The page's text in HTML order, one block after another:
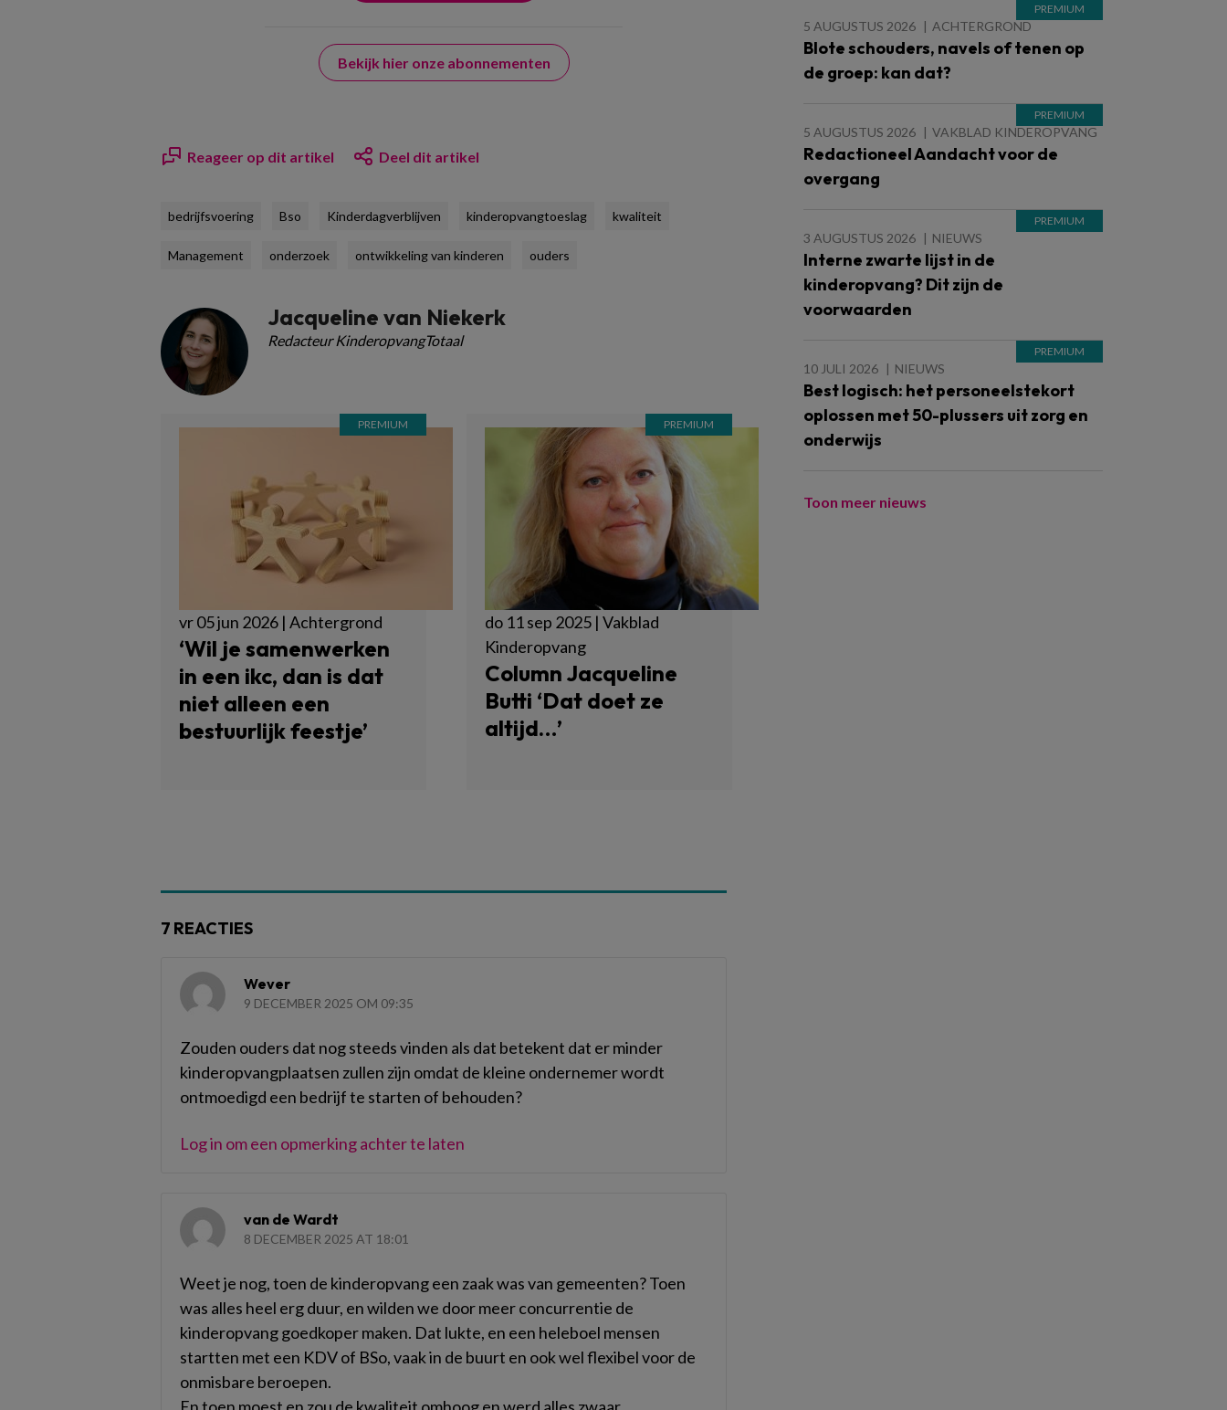
Bekijk hier onze abonnementen
Reageer op dit artikel Deel dit artikel
bedrijfsvoering Bso Kinderdagverblijven kinderopvangtoeslag kwaliteit
Management onderzoek ontwikkeling van kinderen ouders
Jacqueline van Niekerk
Redacteur KinderopvangTotaal
vr 05 jun 2026 | Achtergrond
‘Wil je samenwerken
in een ikc, dan is dat
niet alleen een
bestuurlijk feestje’
do 11 sep 2025 | Vakblad
Kinderopvang
Column Jacqueline
Butti ‘Dat doet ze
altijd…’
7 REACTIES
Wever
9 DECEMBER 2025 OM 09:35
Zouden ouders dat nog steeds vinden als dat betekent dat er minder
kinderopvangplaatsen zullen zijn omdat de kleine ondernemer wordt
ontmoedigd een bedrijf te starten of behouden?
Log in om een opmerking achter te laten
van de Wardt
8 DECEMBER 2025 AT 18:01
Weet je nog, toen de kinderopvang een zaak was van gemeenten? Toen
was alles heel erg duur, en wilden we door meer concurrentie de
kinderopvang goedkoper maken. Dat lukte, en een heleboel mensen
startten met een KDV of BSo, vaak in de buurt en ook wel flexibel voor de
onmisbare beroepen.
5 AUGUSTUS 2026 ACHTERGROND
Blote schouders, navels of tenen op
de groep: kan dat?
5 AUGUSTUS 2026 VAKBLAD KINDEROPVANG
Redactioneel Aandacht voor de
overgang
3 AUGUSTUS 2026 NIEUWS
Interne zwarte lijst in de
kinderopvang? Dit zijn de
voorwaarden
10 JULI 2026 NIEUWS
Best logisch: het personeelstekort
oplossen met 50-plussers uit zorg en
onderwijs
Toon meer nieuws